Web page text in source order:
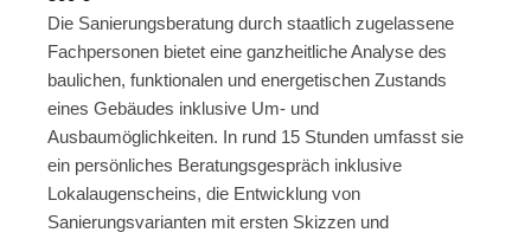
Die Sanierungsberatung durch staatlich zugelassene
Fachpersonen bietet eine ganzheitliche Analyse des
baulichen, funktionalen und energetischen Zustands
eines Gebäudes inklusive Um- und
Ausbaumöglichkeiten. In rund 15 Stunden umfasst sie
ein persönliches Beratungsgespräch inklusive
Lokalaugenscheins, die Entwicklung von
Sanierungsvarianten mit ersten Skizzen und